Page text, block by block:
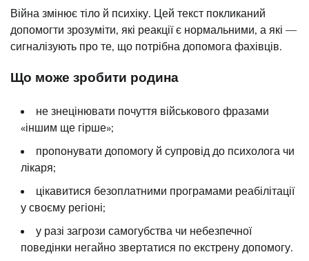
Війна змінює тіло й психіку. Цей текст покликаний
допомогти зрозуміти, які реакції є нормальними, а які —
сигналізують про те, що потрібна допомога фахівців.
Що може зробити родина
не знецінювати почуття військового фразами
«іншим ще гірше»;
пропонувати допомогу й супровід до психолога чи
лікаря;
цікавитися безоплатними програмами реабілітації
у своєму регіоні;
у разі загрози самогубства чи небезпечної
поведінки негайно звертатися по екстрену допомогу.